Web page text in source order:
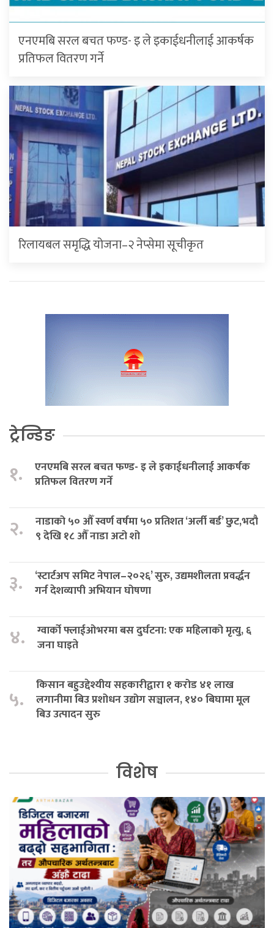
एनएमबि सरल बचत फण्ड- इ ले इकाईधनीलाई आकर्षक
प्रतिफल वितरण गर्ने
रिलायबल समृद्धि योजना–२ नेप्सेमा सूचीकृत
ट्रेन्डिङ
१.
एनएमबि सरल बचत फण्ड- इ ले इकाईधनीलाई आकर्षक
प्रतिफल वितरण गर्ने
२.
नाडाको ५० औँ स्वर्ण वर्षमा ५० प्रतिशत ‘अर्ली बर्ड’ छुट,भदौ
९ देखि १८ औँ नाडा अटो शो
३.
‘स्टार्टअप समिट नेपाल–२०२६’ सुरु, उद्यमशीलता प्रवर्द्धन
गर्न देशव्यापी अभियान घोषणा
४.
ग्वार्को फ्लाईओभरमा बस दुर्घटना: एक महिलाको मृत्यु, ६
जना घाइते
५.
किसान बहुउद्देश्यीय सहकारीद्वारा १ करोड ४१ लाख
लगानीमा बिउ प्रशोधन उद्योग सञ्चालन, १४० बिघामा मूल
बिउ उत्पादन सुरु
विशेष